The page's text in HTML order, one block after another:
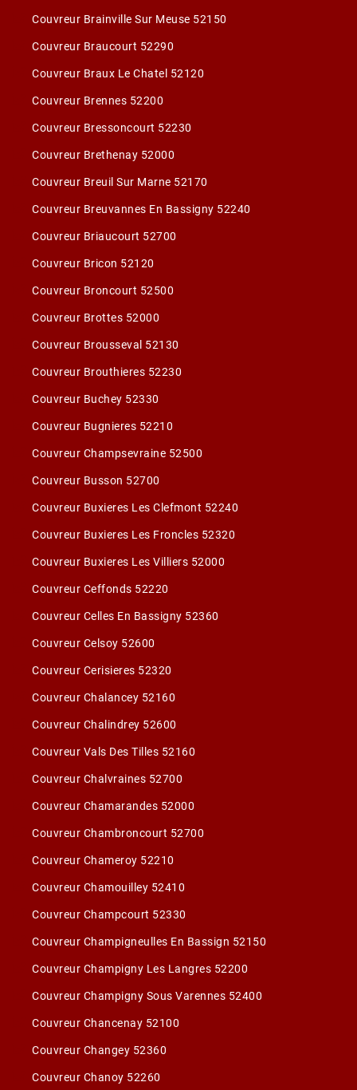
Couvreur Brainville Sur Meuse 52150
Couvreur Braucourt 52290
Couvreur Braux Le Chatel 52120
Couvreur Brennes 52200
Couvreur Bressoncourt 52230
Couvreur Brethenay 52000
Couvreur Breuil Sur Marne 52170
Couvreur Breuvannes En Bassigny 52240
Couvreur Briaucourt 52700
Couvreur Bricon 52120
Couvreur Broncourt 52500
Couvreur Brottes 52000
Couvreur Brousseval 52130
Couvreur Brouthieres 52230
Couvreur Buchey 52330
Couvreur Bugnieres 52210
Couvreur Champsevraine 52500
Couvreur Busson 52700
Couvreur Buxieres Les Clefmont 52240
Couvreur Buxieres Les Froncles 52320
Couvreur Buxieres Les Villiers 52000
Couvreur Ceffonds 52220
Couvreur Celles En Bassigny 52360
Couvreur Celsoy 52600
Couvreur Cerisieres 52320
Couvreur Chalancey 52160
Couvreur Chalindrey 52600
Couvreur Vals Des Tilles 52160
Couvreur Chalvraines 52700
Couvreur Chamarandes 52000
Couvreur Chambroncourt 52700
Couvreur Chameroy 52210
Couvreur Chamouilley 52410
Couvreur Champcourt 52330
Couvreur Champigneulles En Bassign 52150
Couvreur Champigny Les Langres 52200
Couvreur Champigny Sous Varennes 52400
Couvreur Chancenay 52100
Couvreur Changey 52360
Couvreur Chanoy 52260